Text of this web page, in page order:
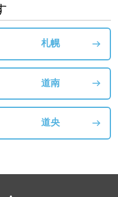
札幌
道南
道央